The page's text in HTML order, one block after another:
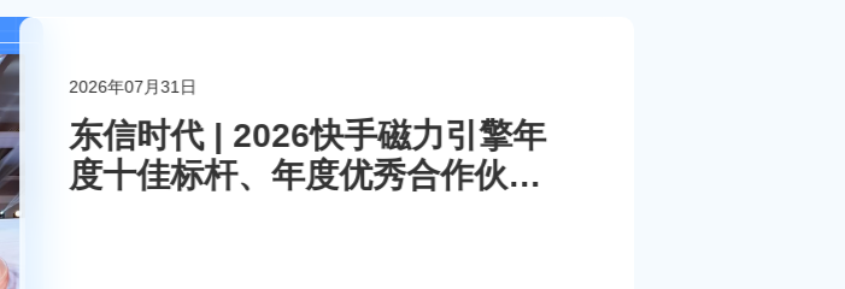
联系东信
2026年07月31日
东信时代 | 2026快手磁力引擎年
度十佳标杆、年度优秀合作伙